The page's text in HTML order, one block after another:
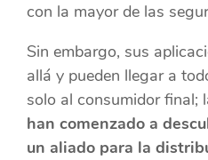
con la mayor de las
Sin embargo, sus
allá y pueden llegar a
solo al consumidor final;
han comenzado a
un aliado para la